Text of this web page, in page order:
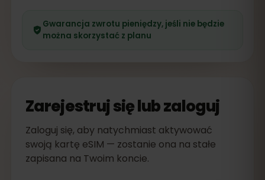
Gwarancja zwrotu pieniędzy, jeśli nie będzie
można skorzystać z planu
Zarejestruj się lub zaloguj
Zaloguj się, aby natychmiast aktywować
swoją kartę eSIM — zostanie ona na stałe
zapisana na Twoim koncie.